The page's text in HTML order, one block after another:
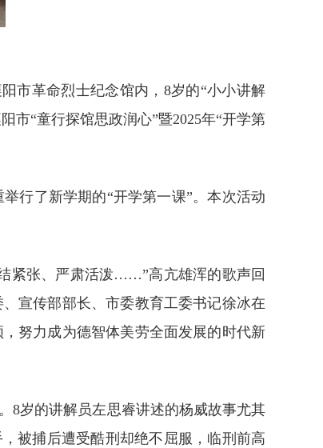
市革命烈士纪念馆内，8岁的“小小讲解
市“童行探馆思政润心”暨2025年“开学第
行了新学期的“开学第一课”。本次活动
紧张、严肃活泼……”高亢雄浑的歌声回
宣传部部长、市委教育工委书记徐冰在
努力成为德智体美劳全面发展的时代新
8岁的讲解员左思睿讲述的杨威故事尤其
被捕后遭受酷刑却绝不屈服，临刑前高